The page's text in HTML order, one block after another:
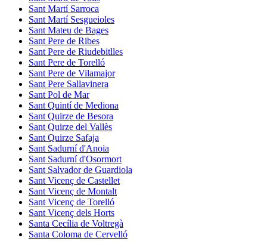
Sant Martí Sarroca
Sant Martí Sesgueioles
Sant Mateu de Bages
Sant Pere de Ribes
Sant Pere de Riudebitlles
Sant Pere de Torelló
Sant Pere de Vilamajor
Sant Pere Sallavinera
Sant Pol de Mar
Sant Quintí de Mediona
Sant Quirze de Besora
Sant Quirze del Vallès
Sant Quirze Safaja
Sant Sadurní d'Anoia
Sant Sadurní d'Osormort
Sant Salvador de Guardiola
Sant Vicenç de Castellet
Sant Vicenç de Montalt
Sant Vicenç de Torelló
Sant Vicenç dels Horts
Santa Cecília de Voltregà
Santa Coloma de Cervelló